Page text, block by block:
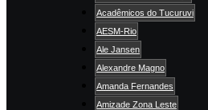
Acadêmicos do Tucuruvi
AESM-Rio
Ale Jansen
Alexandre Magno
Amanda Fernandes
Amizade Zona Leste